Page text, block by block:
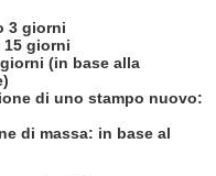
3 giorni
giorni
(in base alla
di uno stampo nuovo:
di massa: in base al